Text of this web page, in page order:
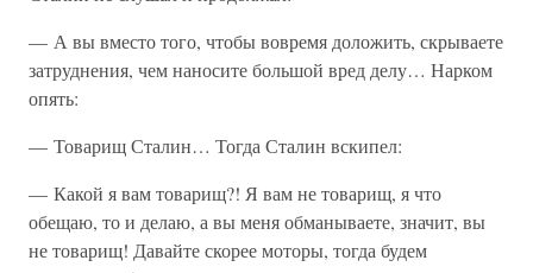
— А вы вместо того, чтобы вовремя доложить, скрываете
затруднения, чем наносите большой вред делу… Нарком
опять:
— Товарищ Сталин… Тогда Сталин вскипел:
— Какой я вам товарищ?! Я вам не товарищ, я что
обещаю, то и делаю, а вы меня обманываете, значит, вы
не товарищ! Давайте скорее моторы, тогда будем